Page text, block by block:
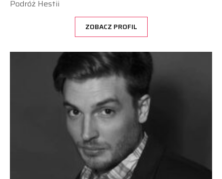
Podróż Hestii
ZOBACZ PROFIL